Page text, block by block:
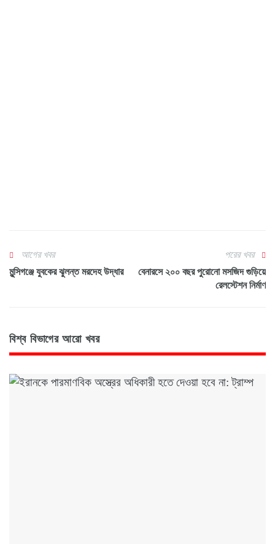
আগের খবর
মুন্সিগঞ্জে যুবকের ঝুলন্ত মরদেহ উদ্ধার
পরের খবর
বেনারসে ২০০ বছর পুরোনো মসজিদ গুড়িয়ে
রেলস্টেশন নির্মাণ
বিশ্ব বিভাগের আরো খবর